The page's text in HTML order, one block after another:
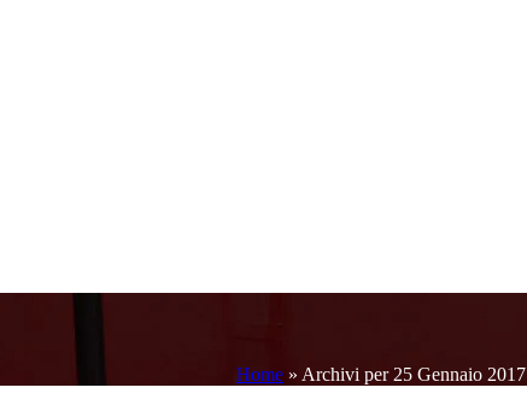
Home » Archivi per 25 Gennaio 2017